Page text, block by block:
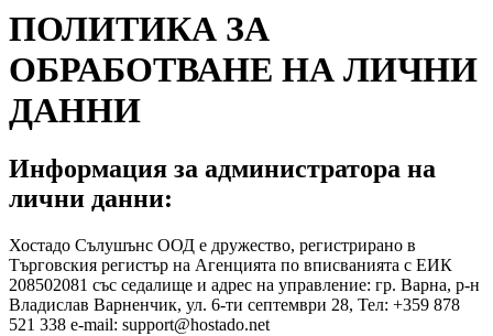
ПОЛИТИКА ЗА
ОБРАБОТВАНЕ НА ЛИЧНИ
ДАННИ
Информация за администратора на
лични данни:
Хостадо Сълушънс ООД е дружество, регистрирано в
Търговския регистър на Агенцията по вписванията с ЕИК
208502081 със седалище и адрес на управление: гр. Варна, р-н
Владислав Варненчик, ул. 6-ти септември 28, Тел: +359 878
521 338 e-mail: support@hostado.net